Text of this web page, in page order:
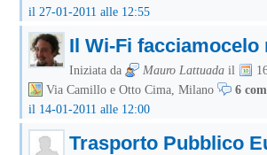
il 27-01-2011 alle 12:55
Il Wi-Fi
Iniziata da Mauro Lattuada il
Via Camillo e Otto Cima, Milano
6
il 14-01-2011 alle 12:00
Trasporto Pubblico